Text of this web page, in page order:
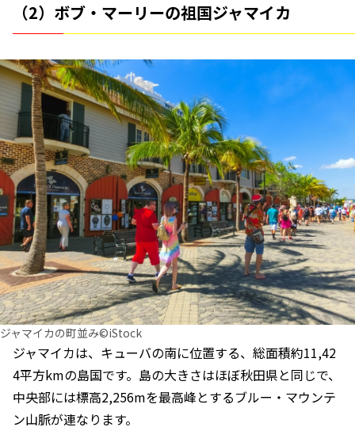
（2）ボブ・マーリーの祖国ジャマイカ
ジャマイカの町並み©iStock
ジャマイカは、キューバの南に位置する、総面積約11,42
4平方kmの島国です。島の大きさはほぼ秋田県と同じで、
中央部には標高2,256mを最高峰とするブルー・マウンテ
ン山脈が連なります。